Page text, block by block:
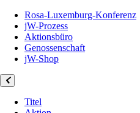
Rosa-Luxemburg-Konferenz
jW-Prozess
Aktionsbüro
Genossenschaft
jW-Shop
Titel